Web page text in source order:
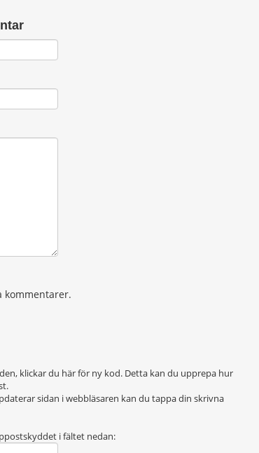
kommentarer.
klickar du här för ny kod. Detta kan du upprepa hur
sidan i webbläsaren kan du tappa din skrivna
i fältet nedan: